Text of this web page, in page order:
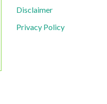
Disclaimer
Privacy Policy